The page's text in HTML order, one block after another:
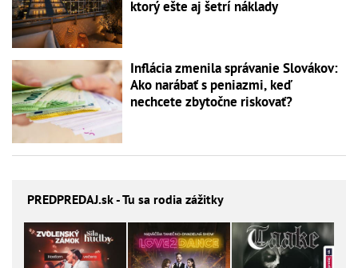
ktorý ešte aj šetrí náklady
Inflácia zmenila správanie Slovákov:
Ako narábať s peniazmi, keď
nechcete zbytočne riskovať?
PREDPREDAJ.sk - Tu sa rodia zážitky